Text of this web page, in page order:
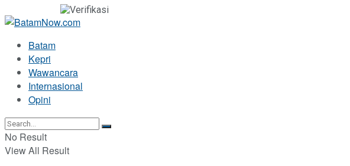
Batam
Kepri
Wawancara
Internasional
Opini
No Result
View All Result